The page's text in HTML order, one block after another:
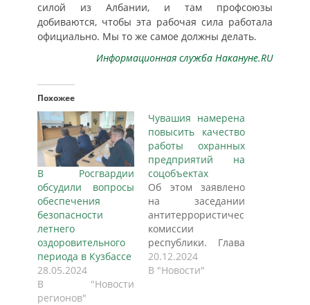
силой из Албании, и там профсоюзы
добиваются, чтобы эта рабочая сила работала
официально. Мы то же самое должны делать.
Информационная служба Накануне.RU
Похожее
В Росгвардии
обсудили вопросы
обеспечения
безопасности
летнего
оздоровительного
периода в Кузбассе
28.05.2024
В "Новости
регионов"
Чувашия намерена
повысить качество
работы охранных
предприятий на
соцобъектах
Об этом заявлено
на заседании
антитеррористической
комиссии
республики. Глава
Чувашии Олег
Николаев
20.12.2024
В "Новости"